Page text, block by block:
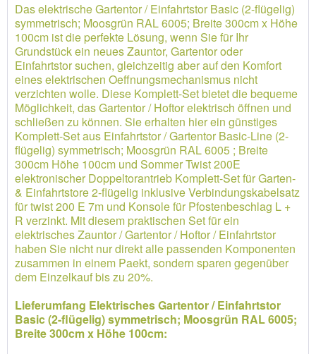
Das elektrische Gartentor / Einfahrtstor Basic (2-flügelig)
symmetrisch; Moosgrün RAL 6005; Breite 300cm x Höhe
100cm ist die perfekte Lösung, wenn Sie für Ihr
Grundstück ein neues Zauntor, Gartentor oder
Einfahrtstor suchen, gleichzeitig aber auf den Komfort
eines elektrischen Oeffnungsmechanismus nicht
verzichten wolle. Diese Komplett-Set bietet die bequeme
Möglichkeit, das Gartentor / Hoftor elektrisch öffnen und
schließen zu können. Sie erhalten hier ein günstiges
Komplett-Set aus Einfahrtstor / Gartentor Basic-Line (2-
flügelig) symmetrisch; Moosgrün RAL 6005 ; Breite
300cm Höhe 100cm und Sommer Twist 200E
elektronischer Doppeltorantrieb Komplett-Set für Garten-
& Einfahrtstore 2-flügelig inklusive Verbindungskabelsatz
für twist 200 E 7m und Konsole für Pfostenbeschlag L +
R verzinkt. Mit diesem praktischen Set für ein
elektrisches Zauntor / Gartentor / Hoftor / Einfahrtstor
haben Sie nicht nur direkt alle passenden Komponenten
zusammen in einem Paekt, sondern sparen gegenüber
dem Einzelkauf bis zu 20%.
Lieferumfang Elektrisches Gartentor / Einfahrtstor
Basic (2-flügelig) symmetrisch; Moosgrün RAL 6005;
Breite 300cm x Höhe 100cm: